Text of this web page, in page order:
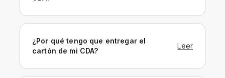
¿Por qué tengo que entregar el
cartón de mi CDA?
Leer